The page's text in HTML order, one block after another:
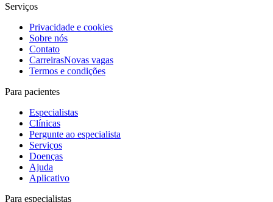
Serviços
Privacidade e cookies
Sobre nós
Contato
CarreirasNovas vagas
Termos e condições
Para pacientes
Especialistas
Clínicas
Pergunte ao especialista
Serviços
Doenças
Ajuda
Aplicativo
Para especialistas